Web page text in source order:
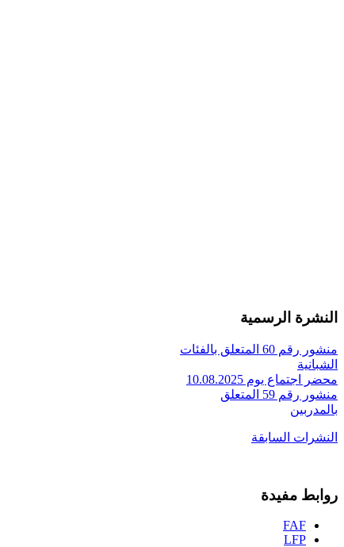
النشرة الرسمية
منشور رقم 60 المتعلق بالفئات
الشبانية
محضر اجتماع يوم 10.08.2025
منشور رقم 59 المتعلق
بالمدربين
النشرات السابقة
روابط مفيدة
FAF
LFP